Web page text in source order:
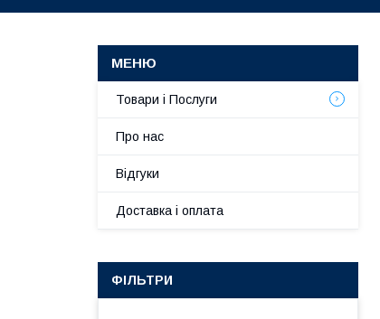
Товари і Послуги
Про нас
Відгуки
Доставка і оплата
ФІЛЬТРИ